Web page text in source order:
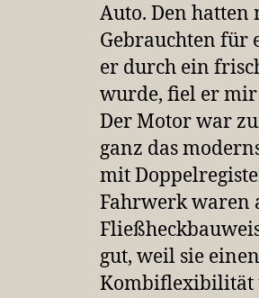
Auto. Den hatten
Gebrauchten für
er durch ein
wurde, fiel er mir
Der Motor war
ganz das
mit
Fahrwerk waren
gut, weil sie
Kombiflexibilität